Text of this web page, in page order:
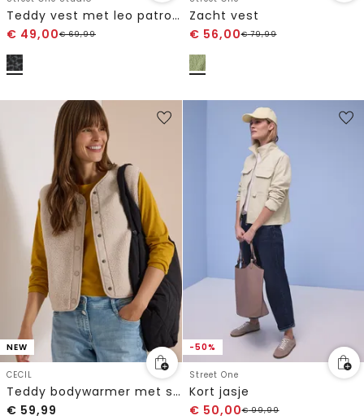
Teddy vest met leo patroon
€ 49,00€69,99
Zacht vest
€ 56,00€79,99
NEW
CECIL
Teddy bodywarmer met softshelldetails
€ 59,99
-50%
Street One
Kort jasje
€ 50,00€99,99